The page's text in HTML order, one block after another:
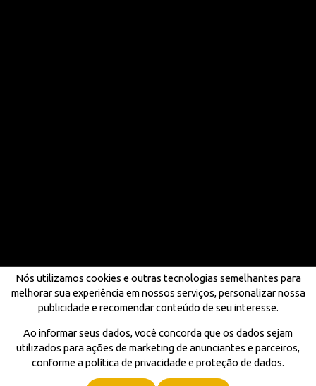
Nós utilizamos cookies e outras tecnologias semelhantes para
melhorar sua experiência em nossos serviços, personalizar nossa
publicidade e recomendar conteúdo de seu interesse.
Ao informar seus dados, você concorda que os dados sejam
utilizados para ações de marketing de anunciantes e parceiros,
conforme a política de privacidade e proteção de dados.